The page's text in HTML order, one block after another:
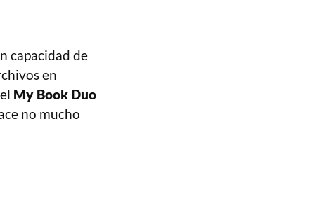
capacidad de
en
My Book Duo
no mucho